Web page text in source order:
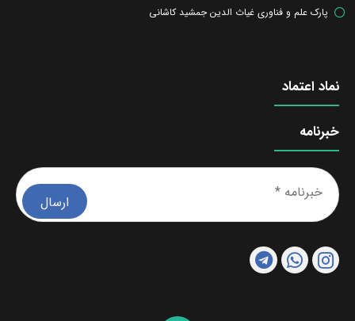
پارک علم و فناوری غیاث الدین جمشید کاشانی
نماد اعتماد
خبرنامه
*